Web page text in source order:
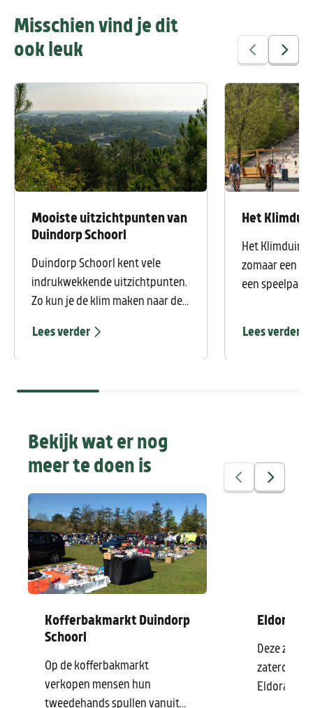
Misschien vind je dit
ook leuk
Mooiste uitzichtpunten van
Duindorp Schoorl
Duindorp Schoorl kent vele
indrukwekkende uitzichtpunten.
Zo kun je de klim maken naar de
Catrijpernok. Kortom genoeg
tips voor jou uitgelicht om jouw
onvergetelijk te maken!
Lees verder
Het
Het Klimduin
zomaar een
een
Lees verder
Bekijk wat er nog
meer te doen is
Kofferbakmarkt Duindorp
Schoorl
Op de kofferbakmarkt
verkopen mensen hun
tweedehands spullen vanuit
Eldorado
Deze
Eldorado